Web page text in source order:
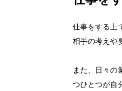
仕事をする上
相手の考えや
また、日々の
つひとつが自